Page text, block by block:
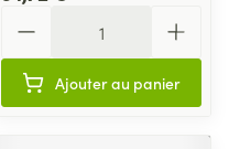
Ajouter au panier